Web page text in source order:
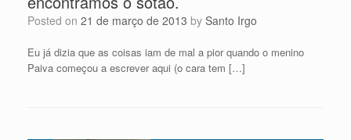
Posted on 21 de março de 2013 by Santo Irgo
Eu já dizia que as coisas iam de mal a pior quando o menino
Paiva começou a escrever aqui (o cara tem […]